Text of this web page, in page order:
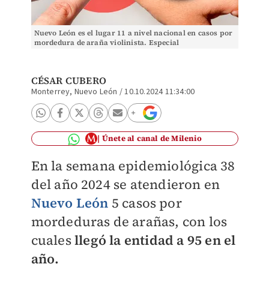
Nuevo León es el lugar 11 a nivel nacional en casos por
mordedura de araña violinista. Especial
CÉSAR CUBERO
Monterrey, Nuevo León /10.10.2024 11:34:00
Únete al canal de Milenio
En la semana epidemiológica 38
del año 2024 se atendieron en
Nuevo León 5 casos por
mordeduras de arañas, con los
cualesllegó la entidad a 95 en el
año.